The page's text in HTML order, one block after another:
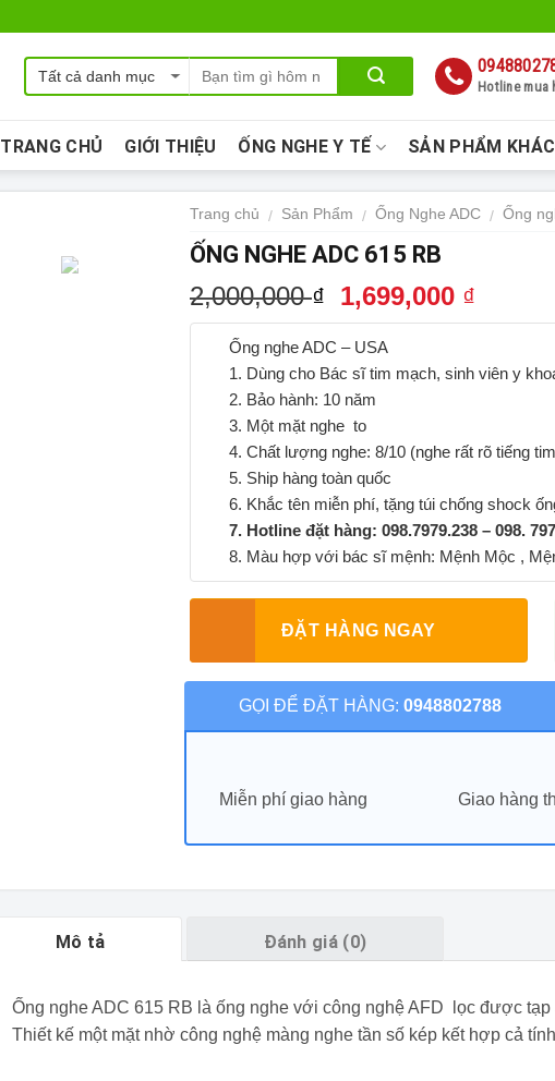
Hotline mua
TRANG CHỦ GIỚI THIỆU ỐNG NGHE Y TẾ SẢN PHẨM KHÁC
Trang chủ / Sản Phẩm / Ống Nghe ADC / Ống
ỐNG NGHE ADC 615 RB
2,000,000₫ 1,699,000 ₫
Ống nghe ADC – USA
1. Dùng cho Bác sĩ tim mạch, sinh viên y
2. Bảo hành: 10 năm
3. Một mặt nghe to
4. Chất lượng nghe: 8/10 (nghe rất rõ tiếng
5. Ship hàng toàn quốc
6. Khắc tên miễn phí, tặng túi chống shock
7. Hotline đặt hàng: 098.7979.238 – 098.
8. Màu hợp với bác sĩ mệnh: Mệnh Mộc ,
ĐẶT HÀNG NGAY
GỌI ĐỂ ĐẶT HÀNG: 0948802788
Miễn phí giao hàng Giao hàng
Mô tả Đánh giá (0)
Ống nghe ADC 615 RB là ống nghe với công nghệ AFD lọc được
Thiết kế một mặt nhờ công nghệ màng nghe tần số kép kết hợp cả